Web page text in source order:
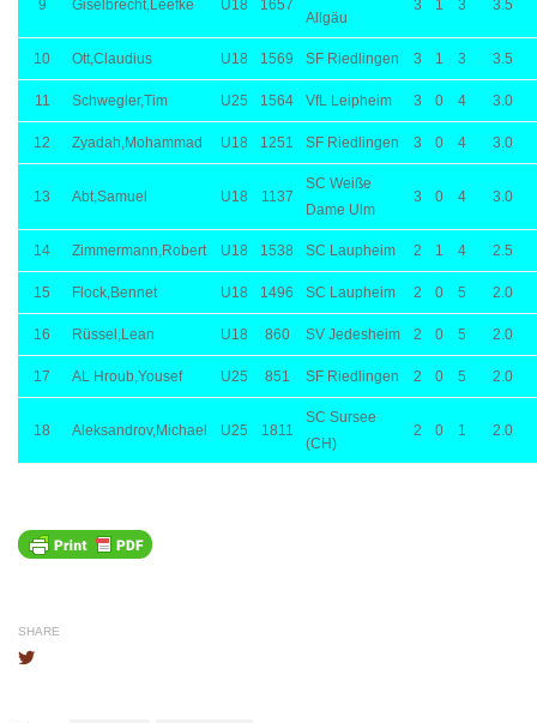
9 Giselbrecht,Leefke U18 1657
Allgäu
3 1 3 3.5
10 Ott,Claudius U18 1569 SF Riedlingen 3 1 3 3.5
11 Schwegler,Tim U25 1564 VfL Leipheim 3 0 4 3.0
12 Zyadah,Mohammad U18 1251 SF Riedlingen 3 0 4 3.0
13 Abt,Samuel U18 1137
SC Weiße
Dame Ulm
3 0 4 3.0
14 Zimmermann,Robert U18 1538 SC Laupheim 2 1 4 2.5
15 Flock,Bennet U18 1496 SC Laupheim 2 0 5 2.0
16 Rüssel,Lean U18 860 SV Jedesheim 2 0 5 2.0
17 AL Hroub,Yousef U25 851 SF Riedlingen 2 0 5 2.0
18 Aleksandrov,Michael U25 1811
SC Sursee
(CH)
2 0 1 2.0
SHARE